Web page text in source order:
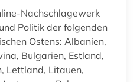
Nachschlagewerk
Politik der folgenden
Albanien,
Bulgarien, Estland,
Lettland, Litauen,